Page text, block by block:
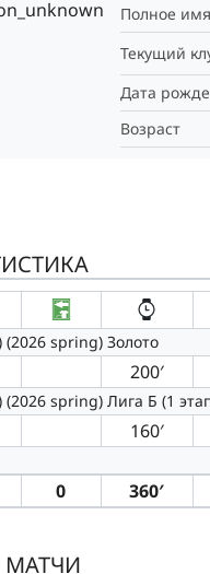
Полное имя
Текущий
Дата
Возраст
(2026 spring) Золото
200′
spring) Лига Б (1
160′
0 360′